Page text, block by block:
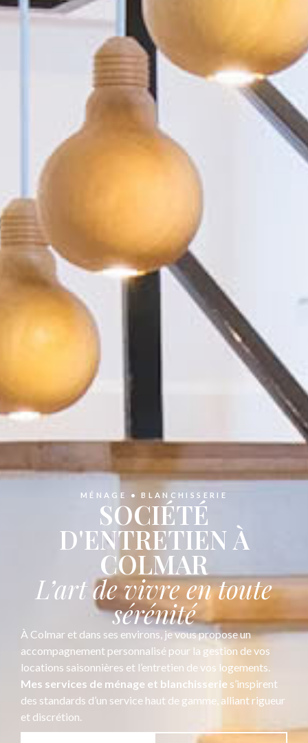
MÉNAGE • BLANCHISSERIE
SOCIÉTÉ
D'ENTRETIEN À
COLMAR
L’art de vivre en toute
sérénité
À Colmar et dans ses environs, je vous propose un
accompagnement personnalisé pour la gestion de vos
locations saisonnières et l’entretien de vos logements.
Mes services de ménage et blanchisserie s’inspirent
des standards d’un service haut de gamme, alliant rigueur
et discrétion.